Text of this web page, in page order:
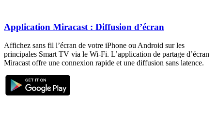
Application Miracast : Diffusion d’écran
Affichez sans fil l’écran de votre iPhone ou Android sur les
principales Smart TV via le Wi-Fi. L’application de partage d’écran
Miracast offre une connexion rapide et une diffusion sans latence.